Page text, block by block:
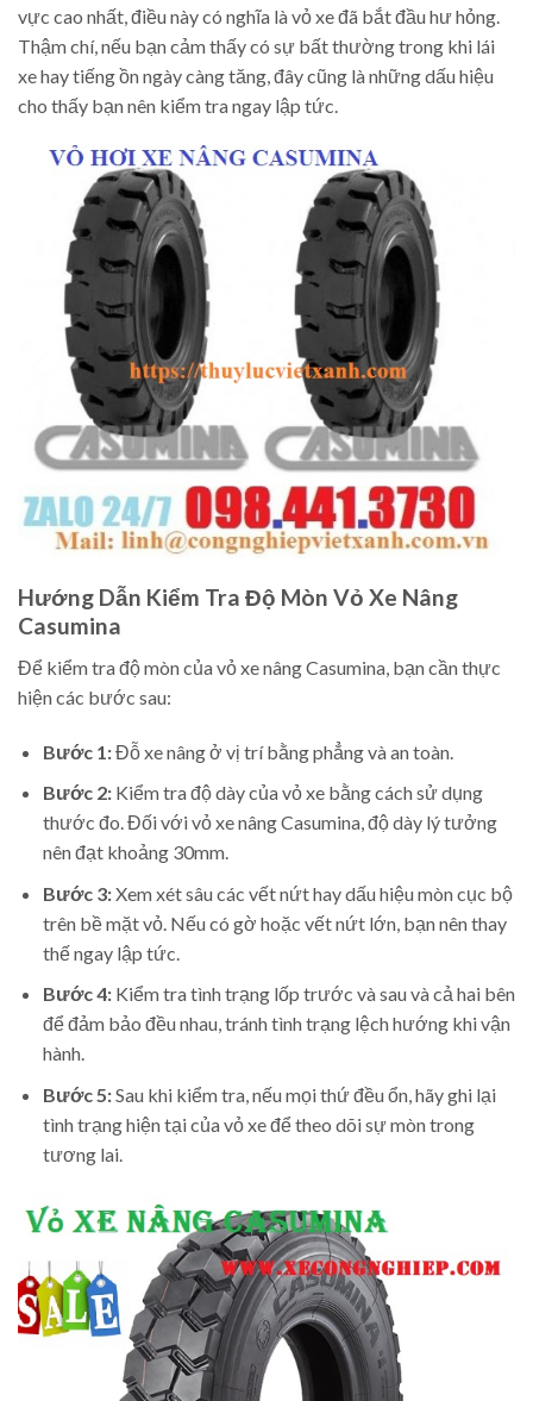
vực cao nhất, điều này có nghĩa là vỏ xe đã bắt đầu hư hỏng.
Thậm chí, nếu bạn cảm thấy có sự bất thường trong khi lái
xe hay tiếng ồn ngày càng tăng, đây cũng là những dấu hiệu
cho thấy bạn nên kiểm tra ngay lập tức.
Hướng Dẫn Kiểm Tra Độ Mòn Vỏ Xe Nâng
Casumina
Để kiểm tra độ mòn của vỏ xe nâng Casumina, bạn cần thực
hiện các bước sau:
Bước 1:Đỗ xe nâng ở vị trí bằng phẳng và an toàn.
Bước 2:Kiểm tra độ dày của vỏ xe bằng cách sử dụng
thước đo. Đối với vỏ xe nâng Casumina, độ dày lý tưởng
nên đạt khoảng 30mm.
Bước 3:Xem xét sâu các vết nứt hay dấu hiệu mòn cục bộ
trên bề mặt vỏ. Nếu có gờ hoặc vết nứt lớn, bạn nên thay
thế ngay lập tức.
Bước 4:Kiểm tra tình trạng lốp trước và sau và cả hai bên
để đảm bảo đều nhau, tránh tình trạng lệch hướng khi vận
hành.
Bước 5:Sau khi kiểm tra, nếu mọi thứ đều ổn, hãy ghi lại
tình trạng hiện tại của vỏ xe để theo dõi sự mòn trong
tương lai.